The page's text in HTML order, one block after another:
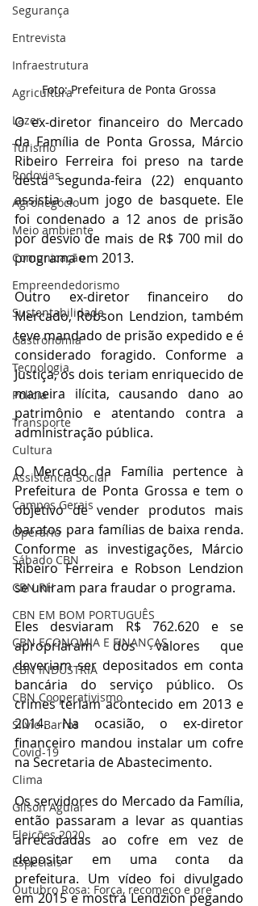
Segurança
Entrevista
Infraestrutura
Agricultura
Lazer
Turismo
Rodovias
Agronegócio
Meio ambiente
Comunicação
Empreendedorismo
Sustentabilidade
Gastronomia
Tecnologia
Polícia
Transporte
Cultura
Assistência Social
Campos Gerais
Operário
Sábado CBN
CBN RH
CBN EM BOM PORTUGUÊS
CBN ECONOMIA E FINANÇAS
CBN INDÚSTRIA
CBN Cooperativismo
Silvio Barros
Covid-19
Clima
Gilson Aguiar
Eleições 2020
Especiais
Outubro Rosa: Força, recomeço e pre
Foto: Prefeitura de Ponta Grossa
O ex-diretor financeiro do Mercado
da Família de Ponta Grossa, Márcio
Ribeiro Ferreira foi preso na tarde
desta segunda-feira (22) enquanto
assistia a um jogo de basquete. Ele
foi condenado a 12 anos de prisão
por desvio de mais de R$ 700 mil do
programa em 2013.
Outro ex-diretor financeiro do
Mercado, Robson Lendzion, também
teve mandado de prisão expedido e é
considerado foragido. Conforme a
Justiça, os dois teriam enriquecido de
maneira ilícita, causando dano ao
patrimônio e atentando contra a
administração pública.
O Mercado da Família pertence à
Prefeitura de Ponta Grossa e tem o
objetivo de vender produtos mais
baratos para famílias de baixa renda.
Conforme as investigações, Márcio
Ribeiro Ferreira e Robson Lendzion
se uniram para fraudar o programa.
Eles desviaram R$ 762.620 e se
apropriaram dos valores que
deveriam ser depositados em conta
bancária do serviço público. Os
crimes teriam acontecido em 2013 e
2014. Na ocasião, o ex-diretor
financeiro mandou instalar um cofre
na Secretaria de Abastecimento.
Os servidores do Mercado da Família,
então passaram a levar as quantias
arrecadadas ao cofre em vez de
depositar em uma conta da
prefeitura. Um vídeo foi divulgado
em 2015 e mostra Lendzion pegando